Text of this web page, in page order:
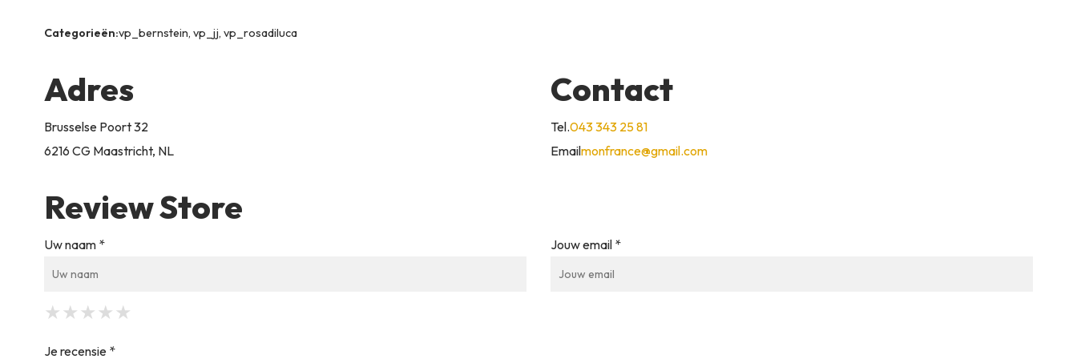
Categorieën:vp_bernstein, vp_jj, vp_rosadiluca
Adres
Brusselse Poort 32
6216 CG Maastricht, NL
Contact
Tel.043 343 25 81
Emailmonfrance@gmail.com
Review Store
Uw naam * Jouw email *
★
★ ★
★ ★ ★
★ ★ ★ ★
★ ★ ★ ★ ★
Je recensie *